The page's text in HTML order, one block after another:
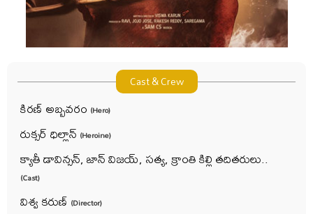
Cast & Crew
కిరణ్ అబ్బవరం (Hero)
రుక్సర్ ధిల్లాన్ (Heroine)
క్యాతీ డావిన్సన్, జాన్ విజయ్, సత్య, క్రాంతి కిల్లి తదితరులు..
(Cast)
విశ్వ కరుణ్ (Director)